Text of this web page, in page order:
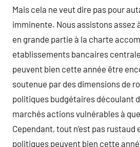
Mais cela ne veut dire pas pour
imminente. Nous assistons assez
en grande partie à la charte
etablissements bancaires
peuvent bien cette année être
soutenue par des dimensions de
politiques budgétaires découlant
marchés actions vulnérables à
Cependant, tout n’est pas rustaud
politiques peuvent bien cette